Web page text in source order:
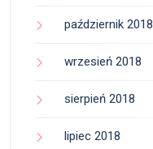
październik 2018
wrzesień 2018
sierpień 2018
lipiec 2018